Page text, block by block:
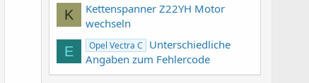
K
Kettenspanner Z22YH Motor
wechseln
E Opel Vectra C
Unterschiedliche
Angaben zum Fehlercode